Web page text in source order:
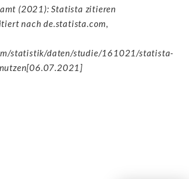
(2021): Statista zitieren
nach de.statista.com,
statistik/daten/studie/161021/statista-